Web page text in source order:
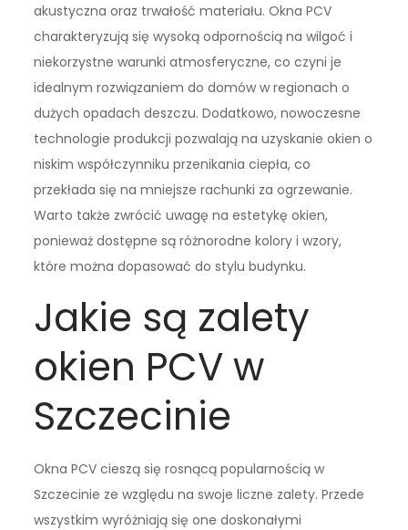
akustyczna oraz trwałość materiału. Okna PCV
charakteryzują się wysoką odpornością na wilgoć i
niekorzystne warunki atmosferyczne, co czyni je
idealnym rozwiązaniem do domów w regionach o
dużych opadach deszczu. Dodatkowo, nowoczesne
technologie produkcji pozwalają na uzyskanie okien o
niskim współczynniku przenikania ciepła, co
przekłada się na mniejsze rachunki za ogrzewanie.
Warto także zwrócić uwagę na estetykę okien,
ponieważ dostępne są różnorodne kolory i wzory,
które można dopasować do stylu budynku.
Jakie są zalety
okien PCV w
Szczecinie
Okna PCV cieszą się rosnącą popularnością w
Szczecinie ze względu na swoje liczne zalety. Przede
wszystkim wyróżniają się one doskonałymi